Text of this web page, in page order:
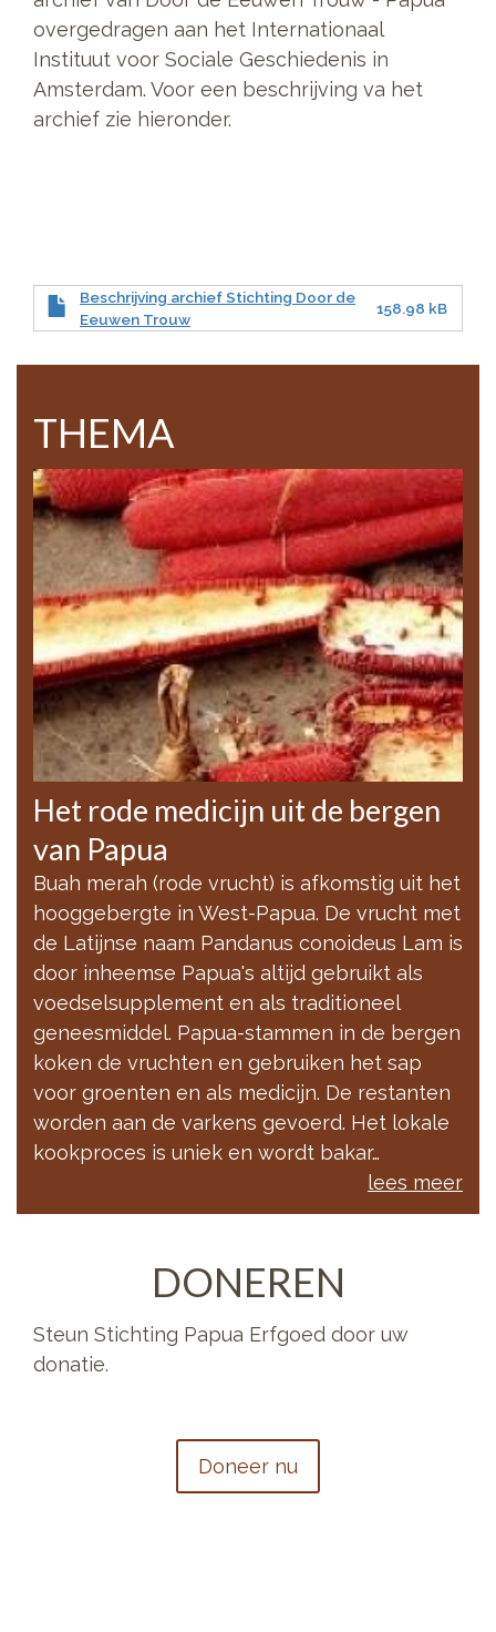
overgedragen aan het Internationaal
Instituut voor Sociale Geschiedenis in
Amsterdam. Voor een beschrijving va het
archief zie hieronder.
Beschrijving archief Stichting Door de
Eeuwen Trouw
158.98 kB
THEMA
Het rode medicijn uit de bergen
van Papua
Buah merah (rode vrucht) is afkomstig uit het
hooggebergte in West-Papua. De vrucht met
de Latijnse naam Pandanus conoideus Lam is
door inheemse Papua's altijd gebruikt als
voedselsupplement en als traditioneel
geneesmiddel. Papua-stammen in de bergen
koken de vruchten en gebruiken het sap
voor groenten en als medicijn. De restanten
worden aan de varkens gevoerd. Het lokale
kookproces is uniek en wordt bakar…
lees meer
DONEREN
Steun Stichting Papua Erfgoed door uw
donatie.
Doneer nu